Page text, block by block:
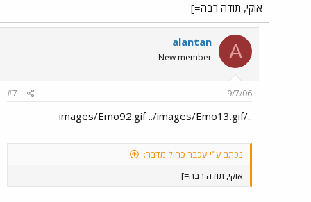
אוקי, תודה רבה=]
A
alantan
New member
9/7/06
#7
../images/Emo92.gif ../images/Emo13.gif
נכתב ע"י עכבר כחול מדבר:
אוקי, תודה רבה=]